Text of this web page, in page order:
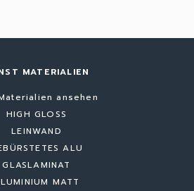
MATERIALIEN
ansehen
HIGH GLOSS
LEINWAND
ALU
GLASLAMINAT
MATT